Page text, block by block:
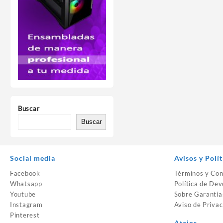
Buscar
Buscar
Social media
Facebook
Whatsapp
Youtube
Instagram
Pinterest
Avisos y
Términos y
Política de
Sobre
Aviso de